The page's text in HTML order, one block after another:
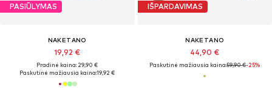
PASIŪLYMAS
NAKETANO
19,92 €
Pradinė kaina: 29,90 €
Paskutinė mažiausia kaina:19,92 €
IŠPARDAVIMAS
NAKETANO
44,90 €
Paskutinė mažiausia kaina:59,90 €-25%